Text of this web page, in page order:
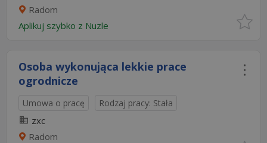
Radom
Aplikuj szybko z Nuzle
Osoba wykonująca lekkie prace
ogrodnicze
Umowa o pracę Rodzaj pracy: Stała
zxc
Radom